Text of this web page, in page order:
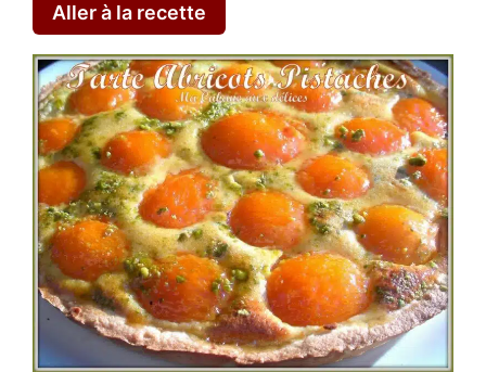
Aller à la recette